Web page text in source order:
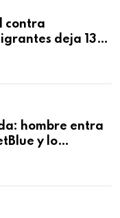
contra
deja 137
hombre entra
y lo